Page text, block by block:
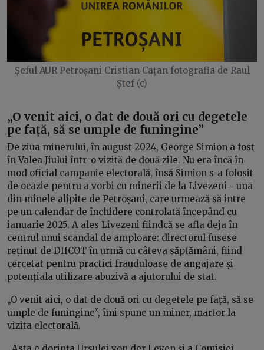
Șeful AUR Petroșani Cristian Cațan fotografia de Raul
Ștef (c)
„O venit aici, o dat de două ori cu degetele
pe față, să se umple de funingine”
De ziua minerului, în august 2024, George Simion a fost
în Valea Jiului într-o vizită de două zile. Nu era încă în
mod oficial campanie electorală, însă Simion s-a folosit
de ocazie pentru a vorbi cu minerii de la Livezeni - una
din minele alipite de Petroșani, care urmează să intre
pe un calendar de închidere controlată începând cu
ianuarie 2025. A ales Livezeni fiindcă se afla deja în
centrul unui scandal de amploare: directorul fusese
reținut de DIICOT în urmă cu câteva săptămâni, fiind
cercetat pentru practici frauduloase de angajare și
potențiala utilizare abuzivă a ajutorului de stat.
„O venit aici, o dat de două ori cu degetele pe față, să se
umple de funingine”, îmi spune un miner, martor la
vizita electorală.